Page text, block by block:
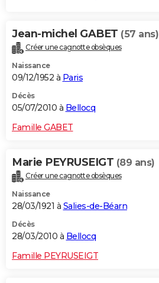
Jean-michel GABET (57 ans)
Créer une cagnotte obsèques
Naissance
09/12/1952 à Paris
Décès
05/07/2010 à Bellocq
Famille GABET
Marie PEYRUSEIGT (89 ans)
Créer une cagnotte obsèques
Naissance
28/03/1921 à Salies-de-Béarn
Décès
28/03/2010 à Bellocq
Famille PEYRUSEIGT